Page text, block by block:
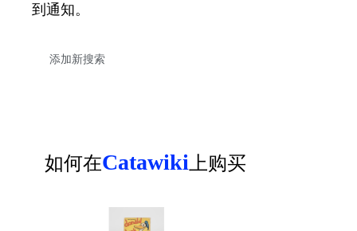
到通知。
如何在Catawiki 上购买